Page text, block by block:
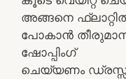
അങ്ങനെ
പോകാൻ
ഷോപ്പിംഗ്
ചെയ്യണം